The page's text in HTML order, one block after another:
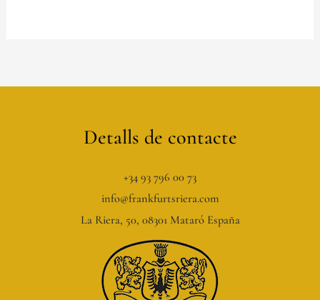
Detalls de contacte
+34 93 796 00 73
info@frankfurtsriera.com
La Riera, 50, 08301 Mataró España